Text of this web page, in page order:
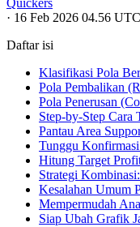
Quickers
· 16 Feb 2026 04.56 UTC
Daftar isi
Klasifikasi Pola
Pola Pembalikan
Pola Penerusan
Step-by-Step Cara
Pantau Area
Tunggu
Hitung Target
Strategi
Kesalahan Umum
Mempermudah
Siap Ubah Grafik